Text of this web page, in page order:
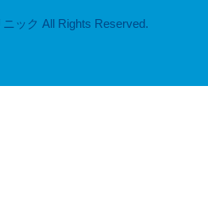
ック All Rights Reserved.